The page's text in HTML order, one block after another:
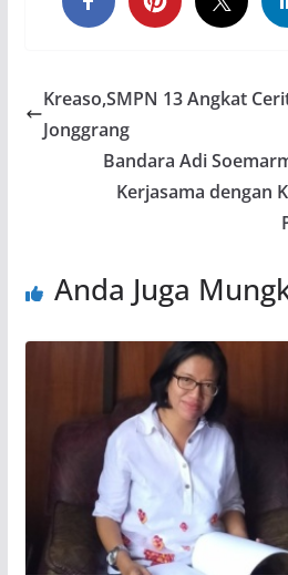
Kreaso,SMPN 13 Angkat
Jonggrang
Bandara Adi
Kerjasama dengan
Anda Juga